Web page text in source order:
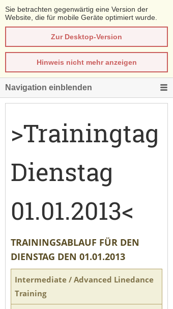
Sie betrachten gegenwärtig eine Version der
Website, die für mobile Geräte optimiert wurde.
Zur Desktop-Version
Hinweis nicht mehr anzeigen
Navigation einblenden
>Trainingtag
Dienstag
01.01.2013<
TRAININGSABLAUF FÜR DEN
DIENSTAG DEN 01.01.2013
Intermediate / Advanced Linedance
Training